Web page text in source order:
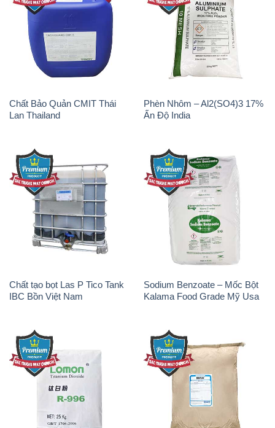
Chất Bảo Quản CMIT Thái
Lan Thailand
Phèn Nhôm – Al2(SO4)3 17%
Ấn Độ India
Chất tạo bọt Las P Tico Tank
IBC Bồn Việt Nam
Sodium Benzoate – Mốc Bột
Kalama Food Grade Mỹ Usa